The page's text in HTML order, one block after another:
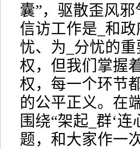
囊”，驱散歪风邪
信访工作是_和
忧、为_分忧的
权，但我们掌握
权，每一个环节
的公平正义。在
围绕“架起_群‘连
题，和大家作一